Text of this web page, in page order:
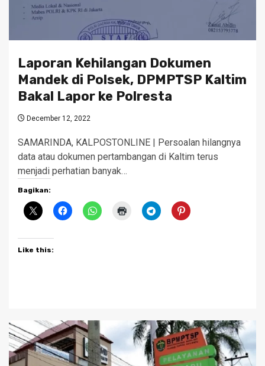
Laporan Kehilangan Dokumen
Mandek di Polsek, DPMPTSP Kaltim
Bakal Lapor ke Polresta
December 12, 2022
SAMARINDA, KALPOSTONLINE | Persoalan hilangnya
data atau dokumen pertambangan di Kaltim terus
menjadi perhatian banyak…
Bagikan:
Like this: